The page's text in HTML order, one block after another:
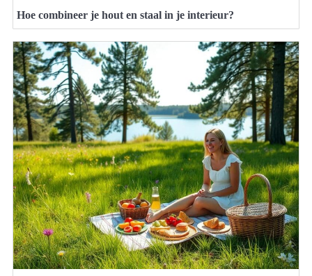
Hoe combineer je hout en staal in je interieur?